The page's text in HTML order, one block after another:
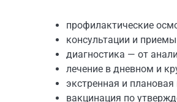
профилактические
консультации и
диагностика — от
лечение в дневном и
экстренная и
вакцинация по